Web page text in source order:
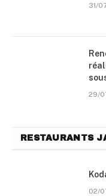
31/
29/
RESTAURANTS
02/